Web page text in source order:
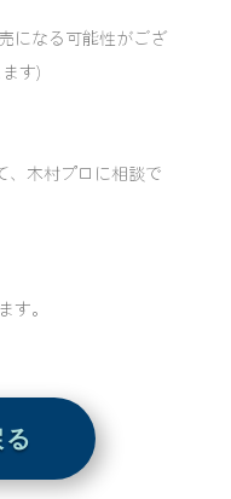
になる可能性がござ
す)
、木村プロに相談で
す。